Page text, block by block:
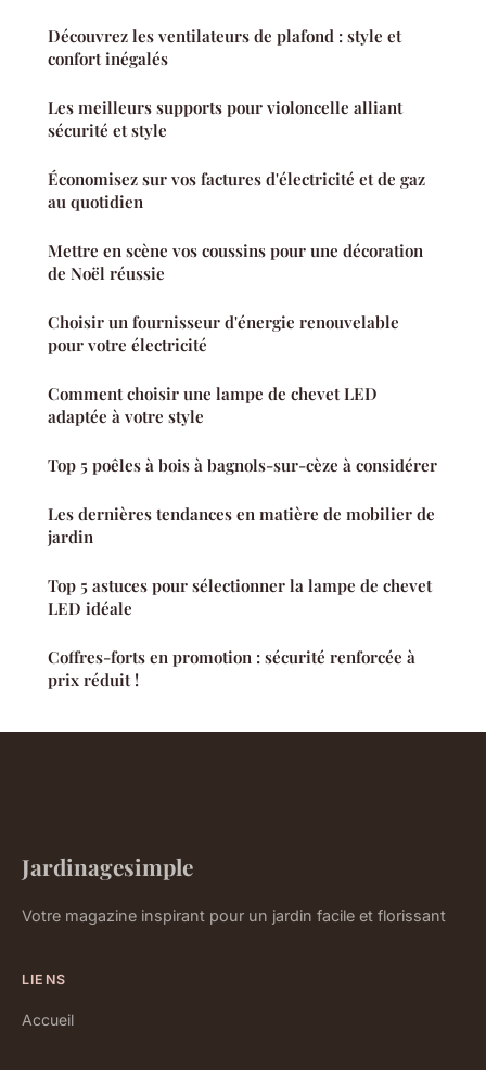
Découvrez les ventilateurs de plafond : style et
confort inégalés
Les meilleurs supports pour violoncelle alliant
sécurité et style
Économisez sur vos factures d'électricité et de gaz
au quotidien
Mettre en scène vos coussins pour une décoration
de Noël réussie
Choisir un fournisseur d'énergie renouvelable
pour votre électricité
Comment choisir une lampe de chevet LED
adaptée à votre style
Top 5 poêles à bois à bagnols-sur-cèze à considérer
Les dernières tendances en matière de mobilier de
jardin
Top 5 astuces pour sélectionner la lampe de chevet
LED idéale
Coffres-forts en promotion : sécurité renforcée à
prix réduit !
Jardinagesimple
Votre magazine inspirant pour un jardin facile et florissant
LIENS
Accueil